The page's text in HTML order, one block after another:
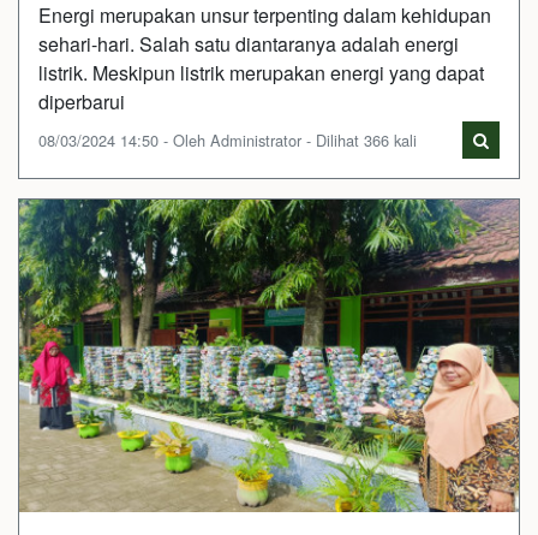
Energi merupakan unsur terpenting dalam kehidupan
sehari-hari. Salah satu diantaranya adalah energi
listrik. Meskipun listrik merupakan energi yang dapat
diperbarui
08/03/2024 14:50 - Oleh Administrator - Dilihat 366 kali